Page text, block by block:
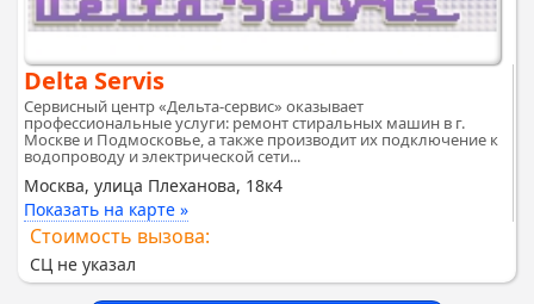
Delta Servis
Сервисный центр «Дельта-сервис» оказывает
профессиональные услуги: ремонт стиральных машин в г.
Москве и Подмосковье, а также производит их подключение к
водопроводу и электрической сети...
Москва, улица Плеханова, 18к4
Показать на карте »
Стоимость вызова:
СЦ не указал